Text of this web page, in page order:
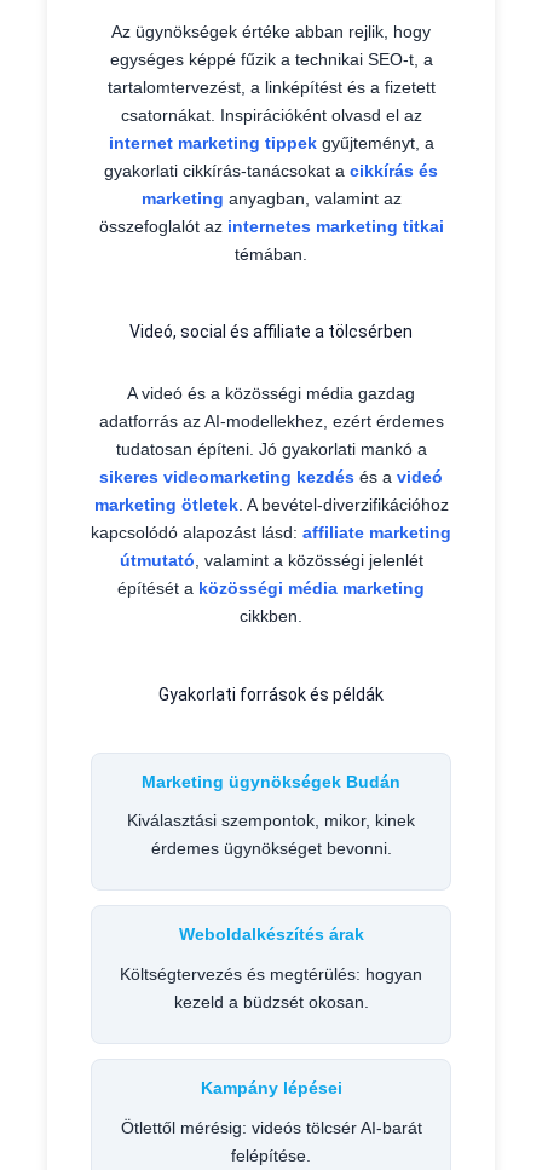
Az ügynökségek értéke abban rejlik, hogy
egységes képpé fűzik a technikai SEO-t, a
tartalomtervezést, a linképítést és a fizetett
csatornákat. Inspirációként olvasd el az
internet marketing tippekgyűjteményt, a
gyakorlati cikkírás-tanácsokat a cikkírás és
marketing anyagban, valamint az
összefoglalót az internetes marketing titkai
témában.
Videó, social és affiliate a tölcsérben
A videó és a közösségi média gazdag
adatforrás az AI-modellekhez, ezért érdemes
tudatosan építeni. Jó gyakorlati mankó a
sikeres videomarketing kezdés és a videó
marketing ötletek. A bevétel-diverzifikációhoz
kapcsolódó alapozást lásd: affiliate marketing
útmutató, valamint a közösségi jelenlét
építését a közösségi média marketing
cikkben.
Gyakorlati források és példák
Marketing ügynökségek Budán
Kiválasztási szempontok, mikor, kinek
érdemes ügynökséget bevonni.
Weboldalkészítés árak
Költségtervezés és megtérülés: hogyan
kezeld a büdzsét okosan.
Kampány lépései
Ötlettől mérésig: videós tölcsér AI-barát
felépítése.